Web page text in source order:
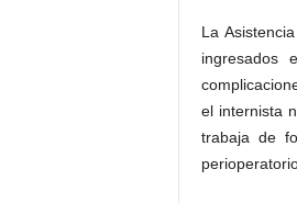
La
ingresados
el internista
trabaja de